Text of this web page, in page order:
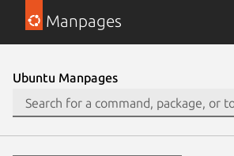
Manpages
Ubuntu Manpages